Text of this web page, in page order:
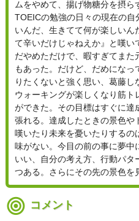
ムをやめて、揚げ物糖分を摂ら
TOEICの勉強の日々の現在の
いんだ、生きてて何が楽しい
て辛いだけじゃねえか』と嘆
だやめただけで、暇すぎてま
もあった。だけど、だめにな
りたくないと強く思い、葛藤し
ウォーキングが楽しくなり筋
ができた。その目標はすぐに
張れる。達成したときの景色や
嘆いたり未来を憂いたりする
味がない。今目の前の事に夢中
いい、自分の考え方、行動パ
つある。さらにその先の景色を
コメント